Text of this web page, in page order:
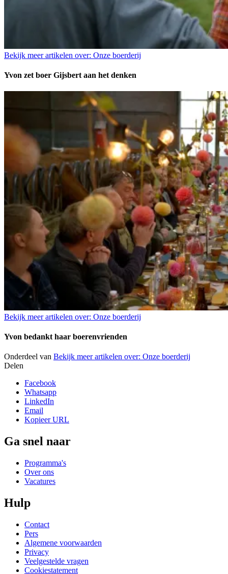
Bekijk meer artikelen over: Onze boerderij
Yvon zet boer Gijsbert aan het denken
Bekijk meer artikelen over: Onze boerderij
Yvon bedankt haar boerenvrienden
Onderdeel van Bekijk meer artikelen over: Onze boerderij
Delen
Facebook
Whatsapp
LinkedIn
Email
Kopieer URL
Ga snel naar
Programma's
Over ons
Vacatures
Hulp
Contact
Pers
Algemene voorwaarden
Privacy
Veelgestelde vragen
Cookiestatement